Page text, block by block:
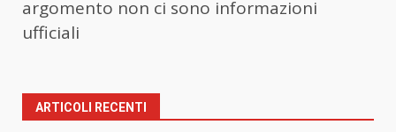
argomento non ci sono informazioni
ufficiali
ARTICOLI RECENTI